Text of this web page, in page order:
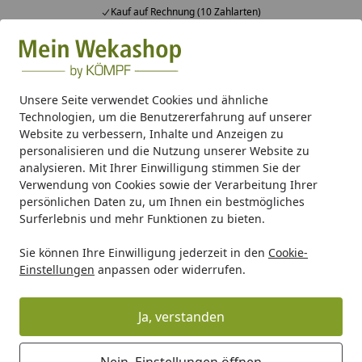
Unsere Seite verwendet Cookies und ähnliche
Technologien, um die Benutzererfahrung auf unserer
Website zu verbessern, Inhalte und Anzeigen zu
personalisieren und die Nutzung unserer Website zu
analysieren. Mit Ihrer Einwilligung stimmen Sie der
Verwendung von Cookies sowie der Verarbeitung Ihrer
persönlichen Daten zu, um Ihnen ein bestmögliches
Surferlebnis und mehr Funktionen zu bieten.
Sie können Ihre Einwilligung jederzeit in den Cookie-
Einstellungen anpassen oder widerrufen.
Ja, verstanden
Kauf auf Rechnung (10 Zahlarten)
Alle Produkte
Mein Konto
Suchen
Startseite
Gartenhaus Holz Gartenhaus nach Dachformen
Weka Designhaus 413 A 45 mm inkl.
150 cm Anbau